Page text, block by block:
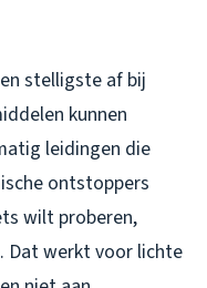
stelligste af bij
kunnen
leidingen die
ontstoppers
wilt proberen,
Dat werkt voor lichte